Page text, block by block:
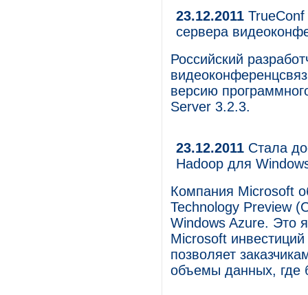
23.12.2011
сервера
Российский
версию
Server 3.2.3.
23.12.2011 Стала
Hadoop для
Компания Microsoft
Technology Preview
Windows Azure. Это
Microsoft
позволяет
объемы данных, где